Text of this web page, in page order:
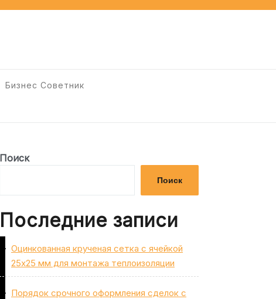
Бизнес Советник
Поиск
Поиск
Последние записи
Оцинкованная крученая сетка с ячейкой
25х25 мм для монтажа теплоизоляции
Порядок срочного оформления сделок с